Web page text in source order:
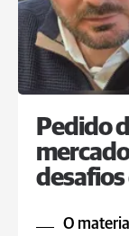
Pedido
O